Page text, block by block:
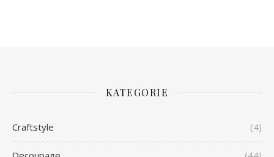
KATEGORIE
Craftstyle (4)